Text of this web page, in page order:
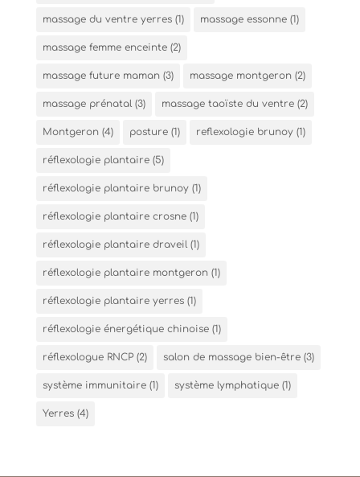
massage du ventre yerres(1) massage essonne(1)
massage femme enceinte(2)
massage future maman(3) massage montgeron(2)
massage prénatal (3) massage taoïste du ventre(2)
Montgeron(4) posture(1) reflexologie brunoy(1)
réflexologie plantaire(5)
réflexologie plantaire brunoy(1)
réflexologie plantaire crosne(1)
réflexologie plantaire draveil (1)
réflexologie plantaire montgeron(1)
réflexologie plantaire yerres(1)
réflexologie énergétique chinoise(1)
réflexologue RNCP(2) salon de massage bien-être(3)
système immunitaire(1) système lymphatique(1)
Yerres(4)